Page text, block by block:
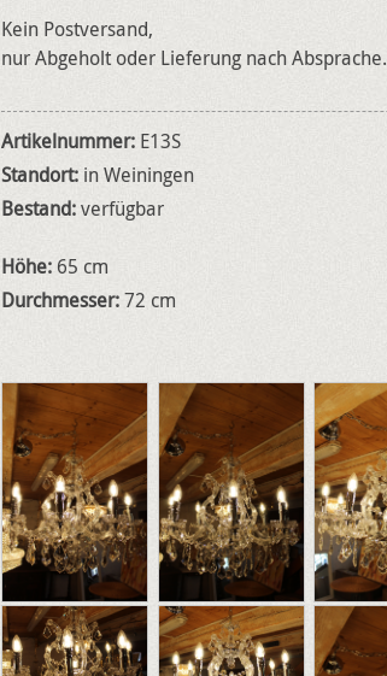
Kein Postversand,
nur Abgeholt oder Lieferung nach Absprache.
Artikelnummer: E13S
Standort: in Weiningen
Bestand:verfügbar
Höhe: 65 cm
Durchmesser:72 cm